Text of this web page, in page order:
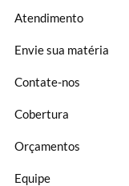
Atendimento
Envie sua matéria
Contate-nos
Cobertura
Orçamentos
Equipe